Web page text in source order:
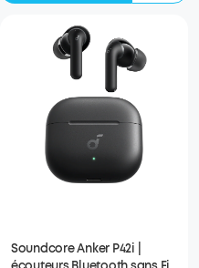
Soundcore Anker P42i |